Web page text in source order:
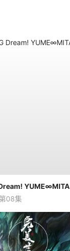
YUME∞MITA
08集